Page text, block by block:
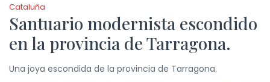
Cataluña
Santuario modernista escondido
en la provincia de Tarragona.
Una joya escondida de la provincia de Tarragona.